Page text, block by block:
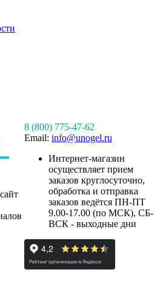
8 (800) 775-47-62
Email: info@unogel.ru
Интернет-магазин
осуществляет прием
заказов круглосуточно,
обработка и отправка
заказов ведётся ПН-ПТ
9.00-17.00 (по МСК), СБ-
ВСК - выходные дни